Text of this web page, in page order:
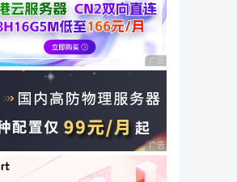
广告 商业广告，理性
广告 商业广告，理性